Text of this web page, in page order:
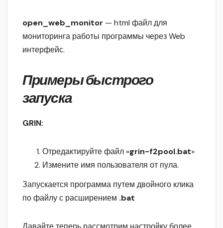
open_web_monitor — html файл для
мониторинга работы программы через Web
интерфейс.
Примеры быстрого
запуска
GRIN:
Отредактируйте файл «grin-f2pool.bat»
Измените имя пользователя от пула.
Запускается программа путем двойного клика
по файлу с расширением .bat